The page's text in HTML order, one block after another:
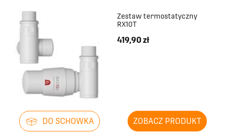
Zestaw termostatyczny
RX10T
419,90 zł
DO SCHOWKA ZOBACZ PRODUKT